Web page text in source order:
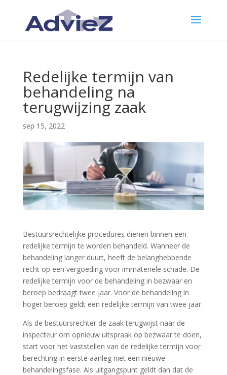
Redelijke termijn van
behandeling na
terugwijzing zaak
sep 15, 2022
Bestuursrechtelijke procedures dienen binnen een
redelijke termijn te worden behandeld. Wanneer de
behandeling langer duurt, heeft de belanghebbende
recht op een vergoeding voor immateriële schade. De
redelijke termijn voor de behandeling in bezwaar en
beroep bedraagt twee jaar. Voor de behandeling in
hoger beroep geldt een redelijke termijn van twee jaar.
Als de bestuursrechter de zaak terugwijst naar de
inspecteur om opnieuw uitspraak op bezwaar te doen,
start voor het vaststellen van de redelijke termijn voor
berechting in eerste aanleg niet een nieuwe
behandelingsfase. Als uitgangspunt geldt dan dat de